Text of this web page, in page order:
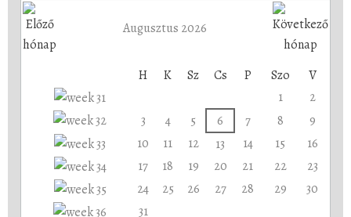
Augusztus 2026
H K Sz Cs P Szo
V
1
2
3
4 5 6 7 8
9
10
11 12 13 14 15
16
17
18 19 20 21 22
23
24
25 26 27 28 29
30
31